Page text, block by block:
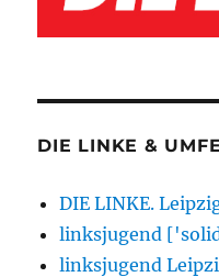
DIE LINKE &
DIE LINKE.
linksjugend
linksjugend